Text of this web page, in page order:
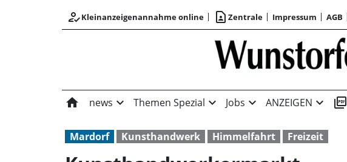
how_to_regKleinanzeigenannahme online contact_page Zentrale Impressum AGB
home news expand_more Themen Spezial expand_more Jobs expand_more ANZEIGEN expand_more picture_as_pdf
Mardorf Kunsthandwerk Himmelfahrt Freizeit